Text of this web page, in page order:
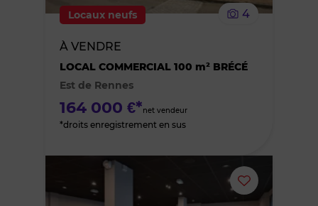
Locaux neufs 4
À VENDRE
LOCAL COMMERCIAL 100 m² BRÉCÉ
Est de Rennes
164 000 €*net vendeur
*droits enregistrement en sus
Ajouter